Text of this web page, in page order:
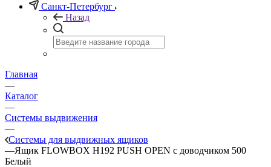
Санкт-Петербург
Назад
Главная
—
Каталог
—
Системы выдвижения
—
Системы для выдвижных ящиков
—Ящик FLOWBOX H192 PUSH OPEN с доводчиком 500
Белый